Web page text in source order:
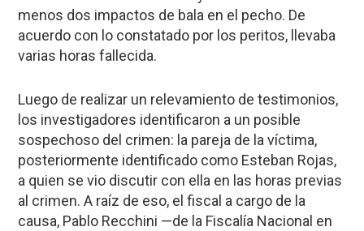
menos dos impactos de bala en el pecho. De
acuerdo con lo constatado por los peritos, llevaba
varias horas fallecida.
Luego de realizar un relevamiento de testimonios,
los investigadores identificaron a un posible
sospechoso del crimen: la pareja de la víctima,
posteriormente identificado como Esteban Rojas,
a quien se vio discutir con ella en las horas previas
al crimen. A raíz de eso, el fiscal a cargo de la
causa, Pablo Recchini —de la Fiscalía Nacional en